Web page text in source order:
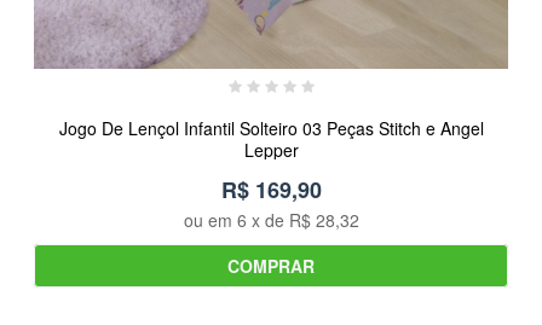
Jogo De Lençol Infantil Solteiro 03 Peças Stitch e Angel
Lepper
R$ 169,90
ou em 6 x de R$ 28,32
COMPRAR